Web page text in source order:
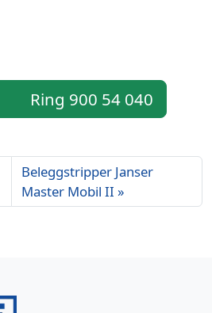
Ring 900 54 040
Beleggstripper Janser
Master Mobil II